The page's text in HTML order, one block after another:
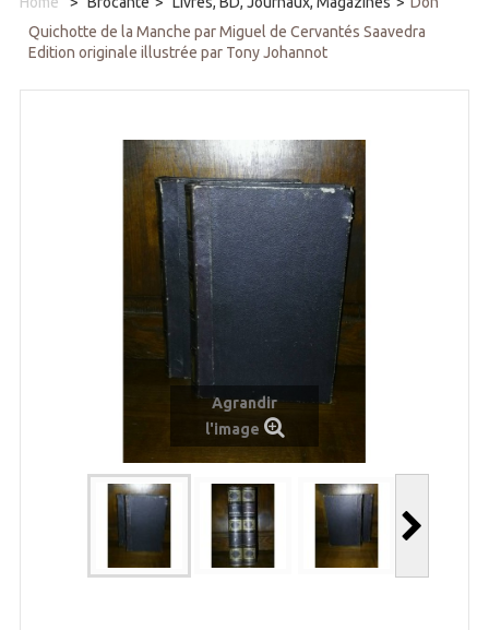
Quichotte de la Manche par Miguel de Cervantés Saavedra
Edition originale illustrée par Tony Johannot
Agrandir
l'image